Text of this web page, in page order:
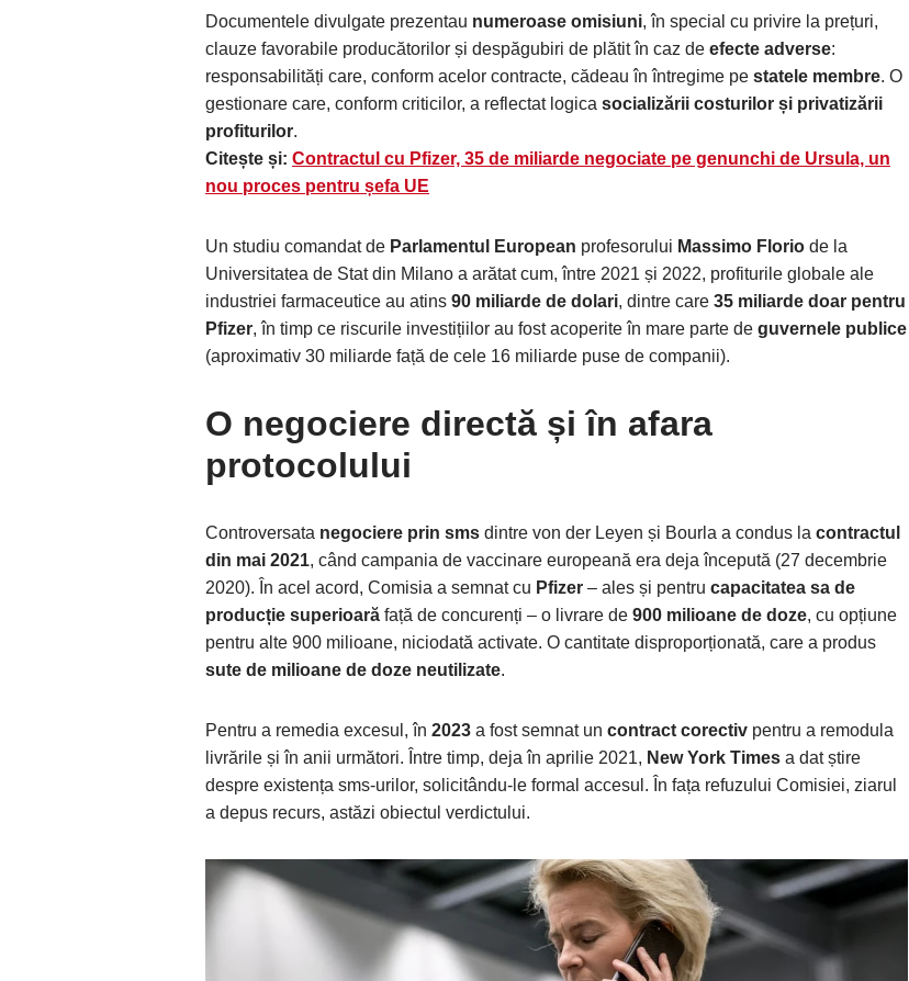
Documentele divulgate prezentau numeroase omisiuni, în special cu privire la prețuri,
clauze favorabile producătorilor și despăgubiri de plătit în caz de efecte adverse:
responsabilități care, conform acelor contracte, cădeau în întregime pe statele membre. O
gestionare care, conform criticilor, a reflectat logica socializării costurilor și privatizării
profiturilor.
Citește și: Contractul cu Pfizer, 35 de miliarde negociate pe genunchi de Ursula, un
nou proces pentru șefa UE
Un studiu comandat de Parlamentul European profesorului Massimo Florio de la
Universitatea de Stat din Milano a arătat cum, între 2021 și 2022, profiturile globale ale
industriei farmaceutice au atins 90 miliarde de dolari, dintre care 35 miliarde doar pentru
Pfizer, în timp ce riscurile investițiilor au fost acoperite în mare parte de guvernele publice
(aproximativ 30 miliarde față de cele 16 miliarde puse de companii).
O negociere directă și în afara
protocolului
Controversata negociere prin sms dintre von der Leyen și Bourla a condus la contractul
din mai 2021, când campania de vaccinare europeană era deja începută (27 decembrie
2020). În acel acord, Comisia a semnat cu Pfizer – ales și pentru capacitatea sa de
producție superioară față de concurenți – o livrare de 900 milioane de doze, cu opțiune
pentru alte 900 milioane, niciodată activate. O cantitate disproporționată, care a produs
sute de milioane de doze neutilizate.
Pentru a remedia excesul, în 2023 a fost semnat un contract corectiv pentru a remodula
livrările și în anii următori. Între timp, deja în aprilie 2021, New York Times a dat știre
despre existența sms-urilor, solicitându-le formal accesul. În fața refuzului Comisiei, ziarul
a depus recurs, astăzi obiectul verdictului.